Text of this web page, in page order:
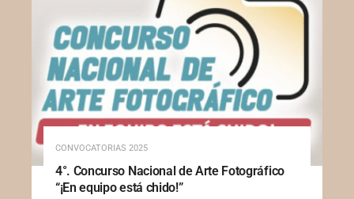
CONVOCATORIAS 2025
4°. Concurso Nacional de Arte Fotográfico
“¡En equipo está chido!”